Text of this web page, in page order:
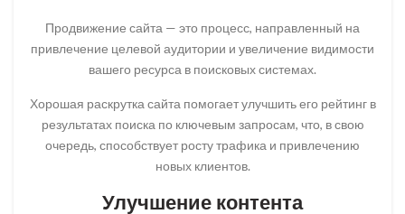
Продвижение сайта — это процесс, направленный на
привлечение целевой аудитории и увеличение видимости
вашего ресурса в поисковых системах.
Хорошая раскрутка сайта помогает улучшить его рейтинг в
результатах поиска по ключевым запросам, что, в свою
очередь, способствует росту трафика и привлечению
новых клиентов.
Улучшение контента